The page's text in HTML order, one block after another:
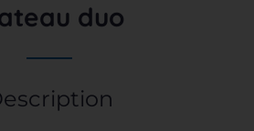
duo